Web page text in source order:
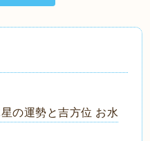
の運勢と吉方位 お水